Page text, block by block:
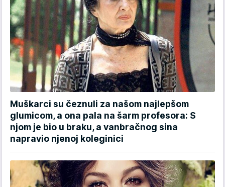
Muškarci su čeznuli za našom najlepšom
glumicom, a ona pala na šarm profesora: S
njom je bio u braku, a vanbračnog sina
napravio njenoj koleginici